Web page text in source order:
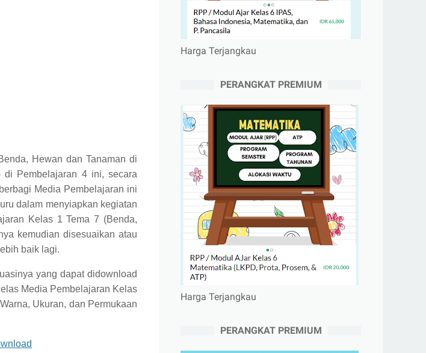
Hewan dan Tanaman di
di Pembelajaran 4 ini, secara
Media Pembelajaran ini
dalam menyiapkan kegiatan
Kelas 1 Tema 7 (Benda,
kemudian disesuaikan atau
baik lagi.
yang dapat didownload
Media Pembelajaran Kelas
Ukuran, dan Permukaan
Harga Terjangkau
PERANGKAT PREMIUM
Harga Terjangkau
PERANGKAT PREMIUM